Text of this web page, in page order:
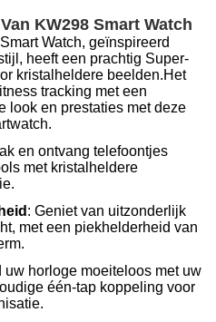
KW298 Smart Watch
Watch, geïnspireerd
heeft een prachtig Super-
kristalheldere beelden.Het
tracking met een
look en prestaties met deze
en ontvang telefoontjes
met kristalheldere
: Geniet van uitzonderlijk
met een piekhelderheid van
uw horloge moeiteloos met uw
één-tap koppeling voor